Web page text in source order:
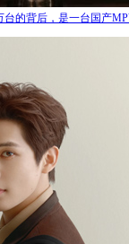
台的背后，是一台国产